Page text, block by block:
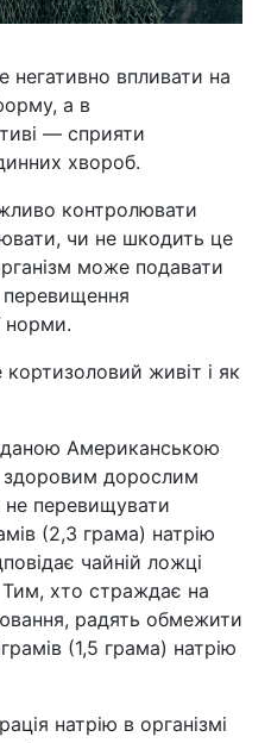
впливати на
а в
— сприяти
хвороб.
контролювати
чи не шкодить це
може подавати
норми.
живіт і як
Американською
здоровим дорослим
перевищувати
(2,3 грама) натрію
чайній ложці
Тим, хто страждає на
радять обмежити
(1,5 грама) натрію
натрію в організмі